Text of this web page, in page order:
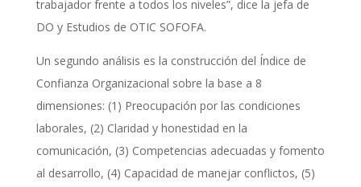
trabajador frente a todos los niveles”, dice la jefa de
DO y Estudios de OTIC SOFOFA.
Un segundo análisis es la construcción del Índice de
Confianza Organizacional sobre la base a 8
dimensiones: (1) Preocupación por las condiciones
laborales, (2) Claridad y honestidad en la
comunicación, (3) Competencias adecuadas y fomento
al desarrollo, (4) Capacidad de manejar conflictos, (5)